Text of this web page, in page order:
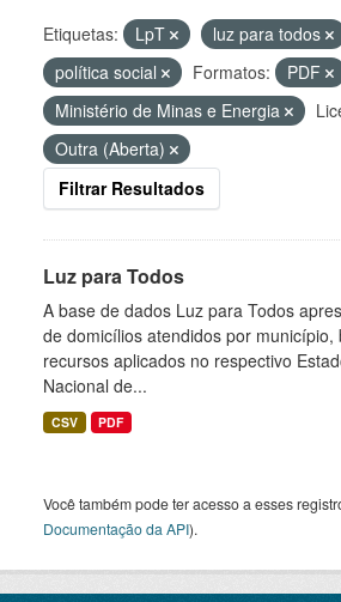
Etiquetas: LpT
luz para todos
política social
Formatos: PDF
Ministério de Minas e Energia
Outra (Aberta)
Filtrar Resultados
Luz para Todos
A base de dados Luz para Todos
de domicílios atendidos por município,
recursos aplicados no respectivo
Nacional de...
CSV PDF
Você também pode ter acesso a esses
Documentação da API).